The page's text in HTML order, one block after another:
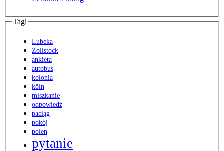
Tagi
Lubeka
Zollstock
ankieta
autobus
kolonia
köln
miszkanie
odpowiedź
paciąg
pokój
polen
pytanie